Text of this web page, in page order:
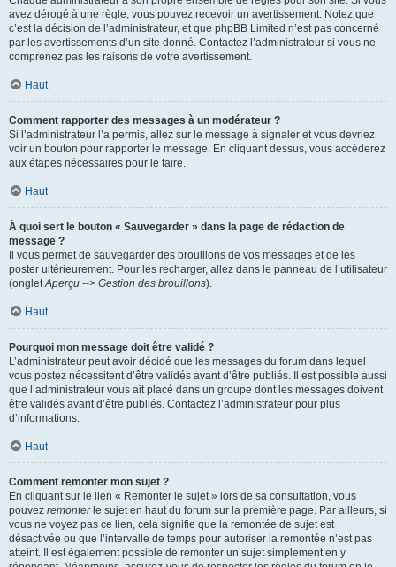
avez dérogé à une règle, vous pouvez recevoir un avertissement. Notez que
c’est la décision de l’administrateur, et que phpBB Limited n’est pas concerné
par les avertissements d’un site donné. Contactez l’administrateur si vous ne
comprenez pas les raisons de votre avertissement.
Haut
Comment rapporter des messages à un modérateur ?
Si l’administrateur l’a permis, allez sur le message à signaler et vous devriez
voir un bouton pour rapporter le message. En cliquant dessus, vous accéderez
aux étapes nécessaires pour le faire.
Haut
À quoi sert le bouton « Sauvegarder » dans la page de rédaction de
message ?
Il vous permet de sauvegarder des brouillons de vos messages et de les
poster ultérieurement. Pour les recharger, allez dans le panneau de l’utilisateur
(ongletAperçu --> Gestion des brouillons).
Haut
Pourquoi mon message doit être validé ?
L’administrateur peut avoir décidé que les messages du forum dans lequel
vous postez nécessitent d’être validés avant d’être publiés. Il est possible aussi
que l’administrateur vous ait placé dans un groupe dont les messages doivent
être validés avant d’être publiés. Contactez l’administrateur pour plus
d’informations.
Haut
Comment remonter mon sujet ?
En cliquant sur le lien « Remonter le sujet » lors de sa consultation, vous
pouvez remonterle sujet en haut du forum sur la première page. Par ailleurs, si
vous ne voyez pas ce lien, cela signifie que la remontée de sujet est
désactivée ou que l’intervalle de temps pour autoriser la remontée n’est pas
atteint. Il est également possible de remonter un sujet simplement en y